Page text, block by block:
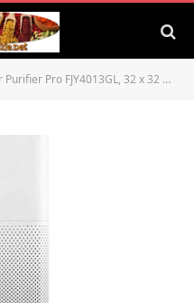
Pro FJY4013GL, 32 x 32 x 80 cm, 66 W, Bianco